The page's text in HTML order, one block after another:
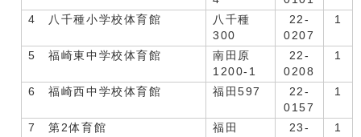
4 八千種小学校体育館
八千種
300
22-
0207
1
5 福崎東中学校体育館
南田原
1200-1
22-
0208
1
6 福崎西中学校体育館 福田597
22-
0157
1
7 第2体育館
福田
23-
1